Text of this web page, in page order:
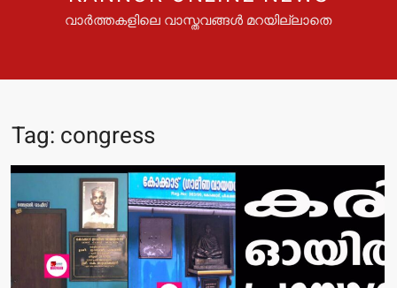
വാർത്തകളിലെ വാസ്തവങ്ങൾ മറയില്ലാതെ
Tag: congress